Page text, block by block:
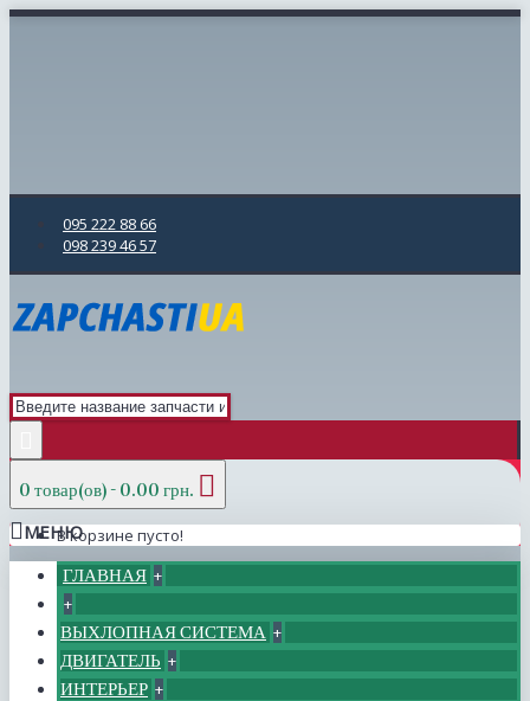
095 222 88 66
098 239 46 57
0 товар(ов) - 0.00 грн.
В корзине пусто!
МЕНЮ
ГЛАВНАЯ +
+
ВЫХЛОПНАЯ СИСТЕМА +
ДВИГАТЕЛЬ +
ИНТЕРЬЕР +